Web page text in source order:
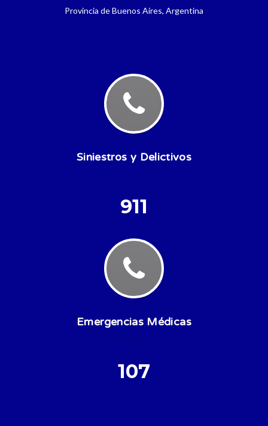
Provincia de Buenos Aires, Argentina
Siniestros y Delictivos
911
Emergencias Médicas
107